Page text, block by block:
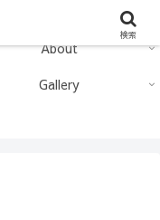
About
Gallery
検索